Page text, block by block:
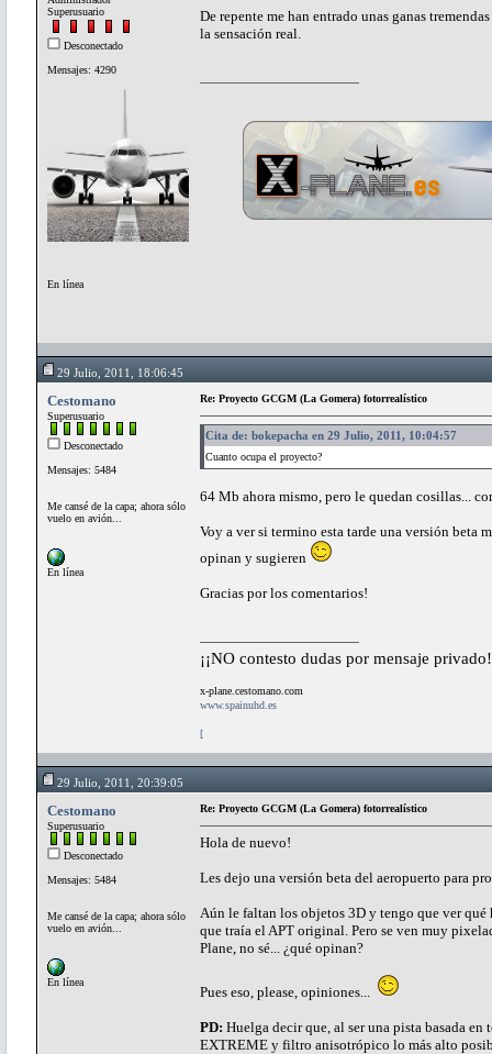
Superusuario
Desconectado
Mensajes: 4290
En línea
De repente me han entrado unas ganas
la sensación real.
29 Julio, 2011, 18:06:45
Cestomano
Superusuario
Desconectado
Mensajes: 5484
Me cansé de la capa; ahora sólo
vuelo en avión...
En línea
Re: Proyecto GCGM (La Gomera) fotorrealístico
Cita de: bokepacha en 29 Julio, 2011, 10:04:57
Cuanto ocupa el proyecto?
64 Mb ahora mismo, pero le quedan cosillas...
Voy a ver si termino esta tarde una versión beta
opinan y sugieren
Gracias por los comentarios!
¡¡NO contesto dudas por mensaje
x-plane.cestomano.com
www.spainuhd.es
[
29 Julio, 2011, 20:39:05
Cestomano
Superusuario
Desconectado
Mensajes: 5484
Me cansé de la capa; ahora sólo
vuelo en avión...
En línea
Re: Proyecto GCGM (La Gomera) fotorrealístico
Hola de nuevo!
Les dejo una versión beta del aeropuerto para
Aún le faltan los objetos 3D y tengo que ver qué
que traía el APT original. Pero se ven muy
Plane, no sé... ¿qué opinan?
Pues eso, please, opiniones...
PD: Huelga decir que, al ser una pista basada
EXTREME y filtro anisotrópico lo más alto